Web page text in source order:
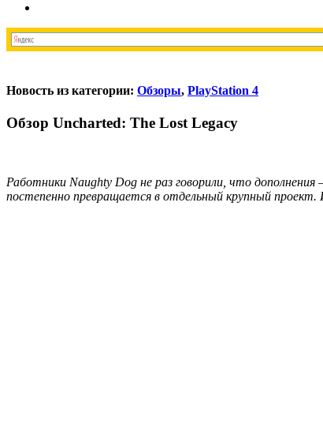
Новость из категории: Обзоры, PlayStation 4
Обзор Uncharted: The Lost Legacy
Работники Naughty Dog не раз говорили, что
постепенно превращается в отдельный крупный проект.